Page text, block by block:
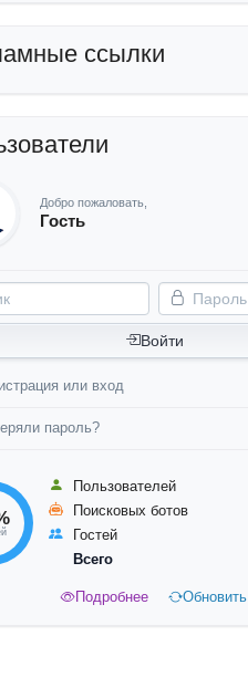
ссылки
Добро пожаловать,
Гость
Пароль
Войти
или вход
пароль?
Пользователей
Поисковых ботов
Гостей
Всего
Подробнее Обновить